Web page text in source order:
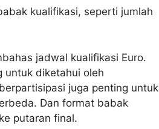
kualifikasi, seperti jumlah
jadwal kualifikasi Euro.
untuk diketahui oleh
juga penting untuk
Dan format babak
putaran final.